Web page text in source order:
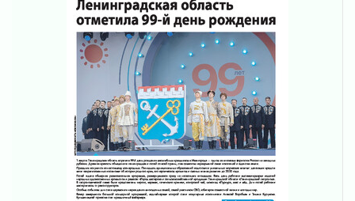
На лидирующих позициях
04 августа 2026
Итоги конкурса «Лучший работник
Кадрового центра – 2026» подведены!
Ставка на дисциплину на перекрестках
04 августа 2026
В Ленобласти растет потребление
мобильного трафика
04 августа 2026
Полумрак бьёт по карману